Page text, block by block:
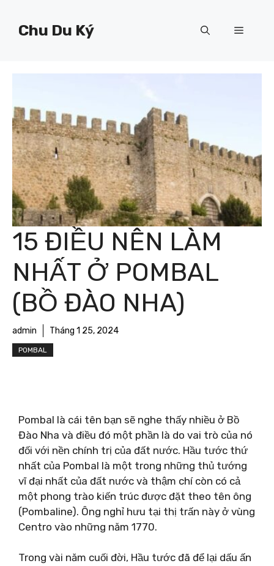
Chu Du Ký Menu
15 ĐIỀU NÊN LÀM
NHẤT Ở POMBAL
(BỒ ĐÀO NHA)
admin Tháng 1 25, 2024
POMBAL
Pombal là cái tên bạn sẽ nghe thấy nhiều ở Bồ
Đào Nha và điều đó một phần là do vai trò của nó
đối với nền chính trị của đất nước. Hầu tước thứ
nhất của Pombal là một trong những thủ tướng
vĩ đại nhất của đất nước và thậm chí còn có cả
một phong trào kiến ​​trúc được đặt theo tên ông
(Pombaline). Ông nghỉ hưu tại thị trấn này ở vùng
Centro vào những năm 1770.
Trong vài năm cuối đời, Hầu tước đã để lại dấu ấn